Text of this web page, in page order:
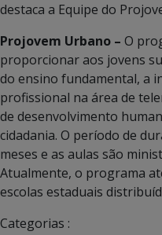
destaca a Equipe do
Projovem Urbano – O
proporcionar aos jovens
do ensino fundamental, a
profissional na área de
de desenvolvimento
cidadania. O período de
meses e as aulas são
Atualmente, o programa
escolas estaduais
Categorias :